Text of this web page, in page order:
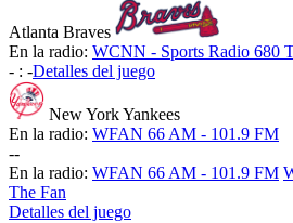
Atlanta Braves
En la radio: WCNN - Sports Radio 680
- : -Detalles del juego
New York Yankees
En la radio: WFAN 66 AM - 101.9 FM
--
En la radio: WFAN 66 AM - 101.9 FM
The Fan
Detalles del juego